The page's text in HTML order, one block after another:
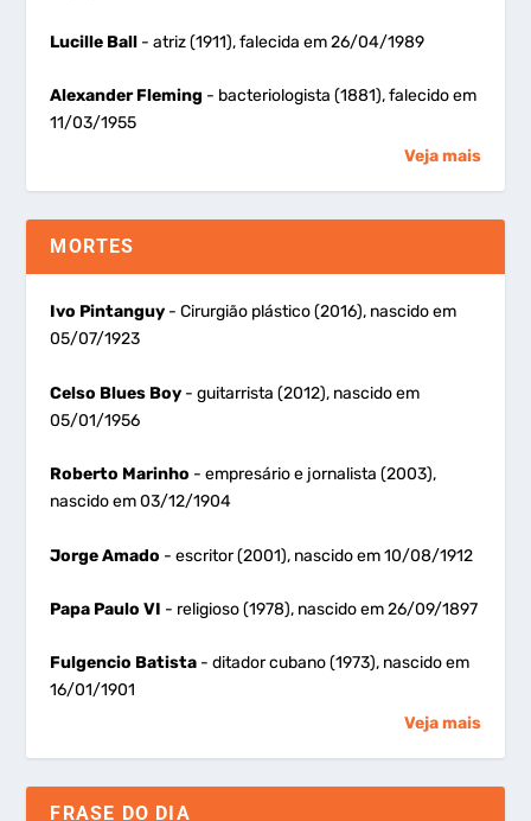
Lucille Ball - atriz (1911), falecida em 26/04/1989
Alexander Fleming - bacteriologista (1881), falecido em
11/03/1955
Veja mais
MORTES
Ivo Pintanguy - Cirurgião plástico (2016), nascido em
05/07/1923
Celso Blues Boy - guitarrista (2012), nascido em
05/01/1956
Roberto Marinho - empresário e jornalista (2003),
nascido em 03/12/1904
Jorge Amado - escritor (2001), nascido em 10/08/1912
Papa Paulo VI - religioso (1978), nascido em 26/09/1897
Fulgencio Batista - ditador cubano (1973), nascido em
16/01/1901
Veja mais
FRASE DO DIA